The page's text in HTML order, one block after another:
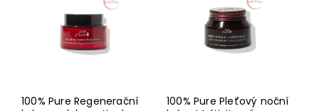
100% Pure Regenerační
100% Pure Pleťový noční